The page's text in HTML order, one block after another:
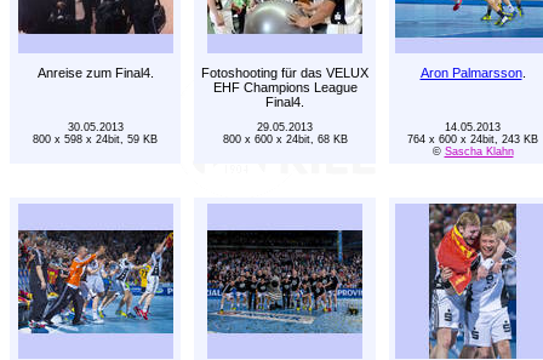
Anreise zum Final4.
Fotoshooting für das VELUX
EHF Champions League
Final4.
Aron Palmarsson.
30.05.2013
800 x 598 x 24bit, 59 KB
29.05.2013
800 x 600 x 24bit, 68 KB
14.05.2013
764 x 600 x 24bit, 243 KB
© Sascha Klahn